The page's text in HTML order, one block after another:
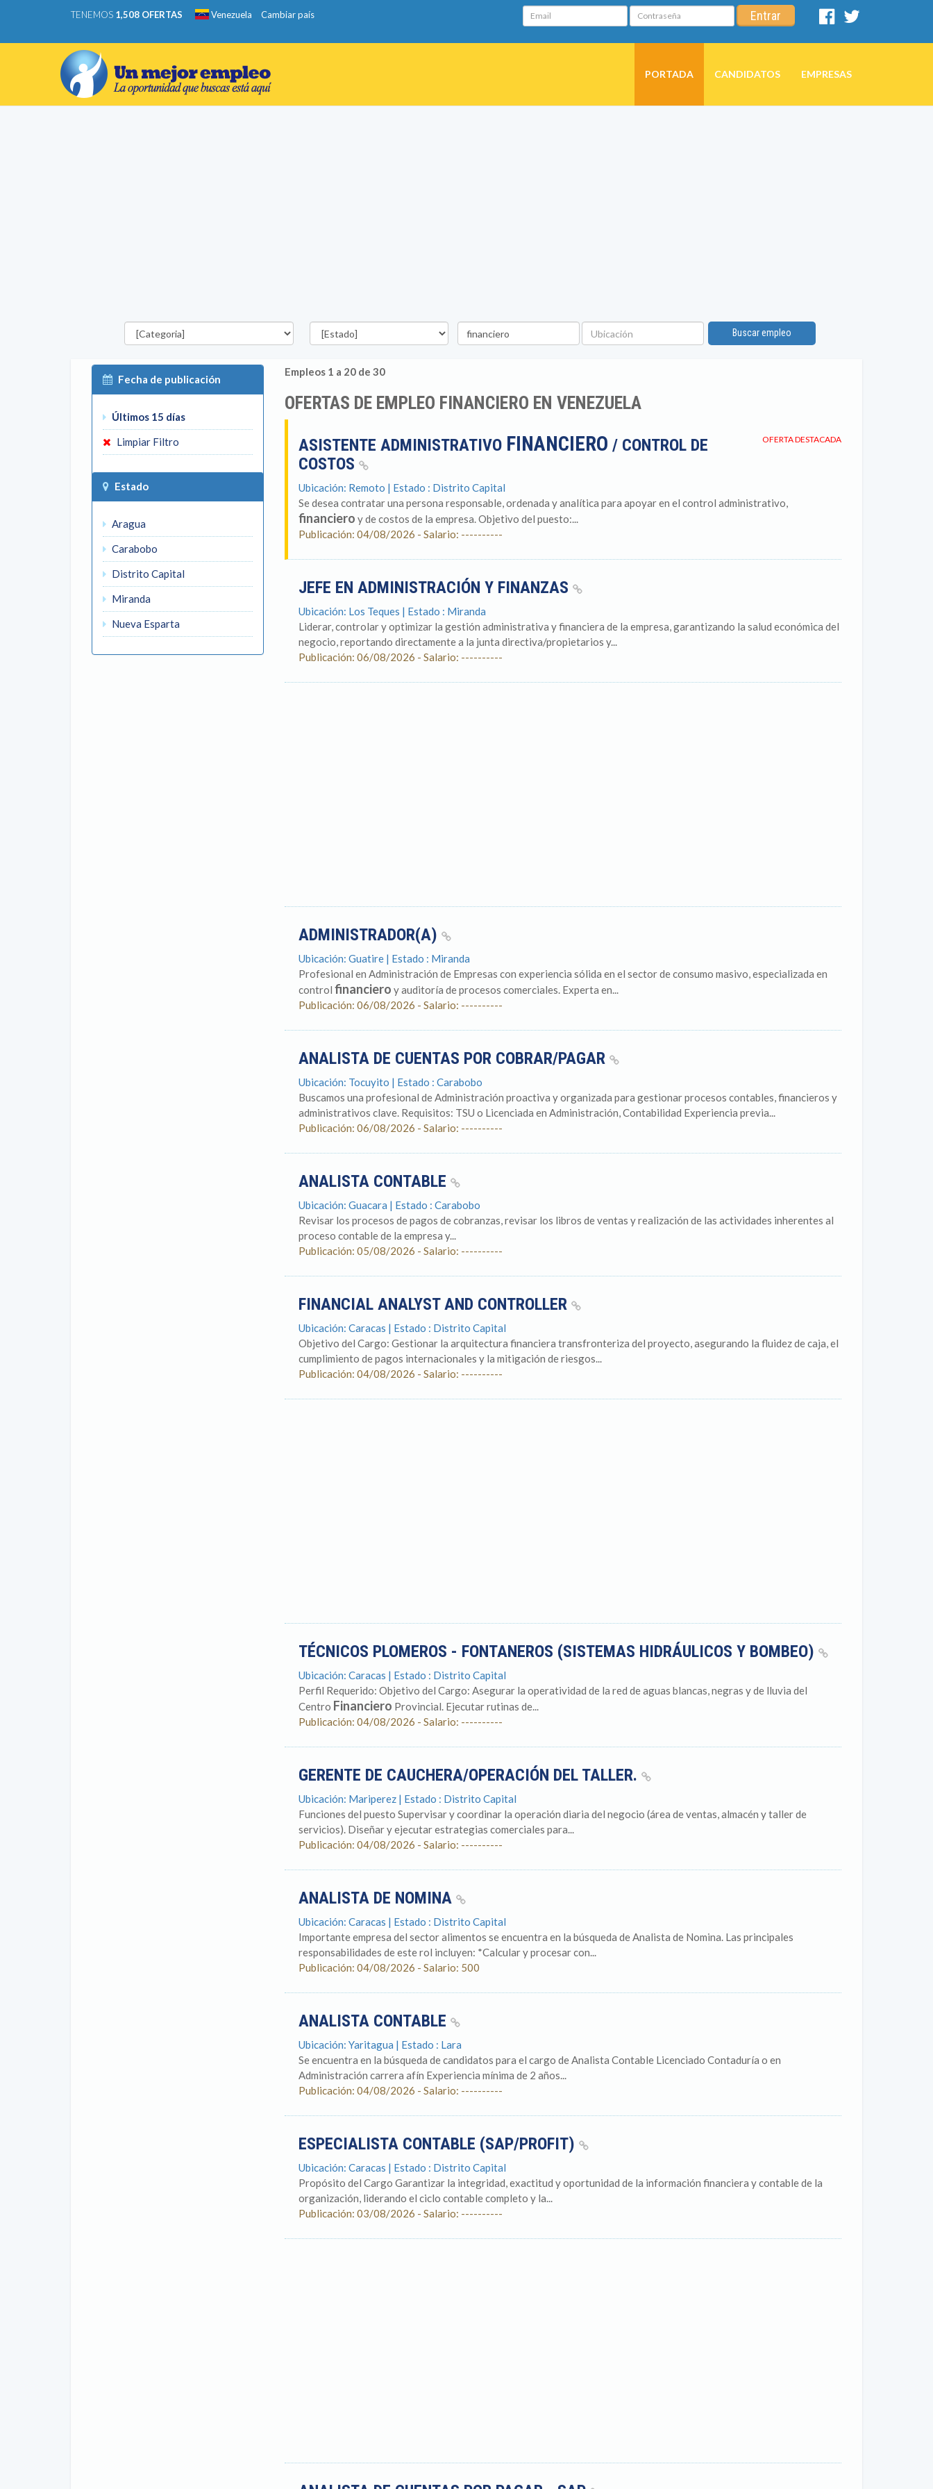
TENEMOS 1,508 OFERTAS Venezuela Cambiar país Email Contraseña Entrar
Facebook
PORTADA CANDIDATOS EMPRESAS
Categorías Estado
Palabra
clave
Ubicación
Buscar empleo
Fecha de publicación
Últimos 15 días
Limpiar Filtro
Estado
Aragua
Carabobo
Distrito Capital
Miranda
Nueva Esparta
Empleos 1 a 20 de 30
OFERTAS DE EMPLEO FINANCIERO EN VENEZUELA
OFERTA DESTACADA
ASISTENTE ADMINISTRATIVO FINANCIERO / CONTROL DE
COSTOS
Ubicación: Remoto | Estado : Distrito Capital
Se desea contratar una persona responsable, ordenada y analítica para apoyar en el control administrativo,
financiero y de costos de la empresa. Objetivo del puesto:...
Publicación: 04/08/2026 - Salario: ----------
JEFE EN ADMINISTRACIÓN Y FINANZAS
Ubicación: Los Teques | Estado : Miranda
Liderar, controlar y optimizar la gestión administrativa y financiera de la empresa, garantizando la salud económica del
negocio, reportando directamente a la junta directiva/propietarios y...
Publicación: 06/08/2026 - Salario: ----------
ADMINISTRADOR(A)
Ubicación: Guatire | Estado : Miranda
Profesional en Administración de Empresas con experiencia sólida en el sector de consumo masivo, especializada en
control financiero y auditoría de procesos comerciales. Experta en...
Publicación: 06/08/2026 - Salario: ----------
ANALISTA DE CUENTAS POR COBRAR/PAGAR
Ubicación: Tocuyito | Estado : Carabobo
Buscamos una profesional de Administración proactiva y organizada para gestionar procesos contables, financieros y
administrativos clave. Requisitos: TSU o Licenciada en Administración, Contabilidad Experiencia previa...
Publicación: 06/08/2026 - Salario: ----------
ANALISTA CONTABLE
Ubicación: Guacara | Estado : Carabobo
Revisar los procesos de pagos de cobranzas, revisar los libros de ventas y realización de las actividades inherentes al
proceso contable de la empresa y...
Publicación: 05/08/2026 - Salario: ----------
FINANCIAL ANALYST AND CONTROLLER
Ubicación: Caracas | Estado : Distrito Capital
Objetivo del Cargo: Gestionar la arquitectura financiera transfronteriza del proyecto, asegurando la fluidez de caja, el
cumplimiento de pagos internacionales y la mitigación de riesgos...
Publicación: 04/08/2026 - Salario: ----------
TÉCNICOS PLOMEROS - FONTANEROS (SISTEMAS HIDRÁULICOS Y BOMBEO)
Ubicación: Caracas | Estado : Distrito Capital
Perfil Requerido: Objetivo del Cargo: Asegurar la operatividad de la red de aguas blancas, negras y de lluvia del
Centro Financiero Provincial. Ejecutar rutinas de...
Publicación: 04/08/2026 - Salario: ----------
GERENTE DE CAUCHERA/OPERACIÓN DEL TALLER.
Ubicación: Mariperez | Estado : Distrito Capital
Funciones del puesto Supervisar y coordinar la operación diaria del negocio (área de ventas, almacén y taller de
servicios). Diseñar y ejecutar estrategias comerciales para...
Publicación: 04/08/2026 - Salario: ----------
ANALISTA DE NOMINA
Ubicación: Caracas | Estado : Distrito Capital
Importante empresa del sector alimentos se encuentra en la búsqueda de Analista de Nomina. Las principales
responsabilidades de este rol incluyen: *Calcular y procesar con...
Publicación: 04/08/2026 - Salario: 500
ANALISTA CONTABLE
Ubicación: Yaritagua | Estado : Lara
Se encuentra en la búsqueda de candidatos para el cargo de Analista Contable Licenciado Contaduría o en
Administración carrera afín Experiencia mínima de 2 años...
Publicación: 04/08/2026 - Salario: ----------
ESPECIALISTA CONTABLE (SAP/PROFIT)
Ubicación: Caracas | Estado : Distrito Capital
Propósito del Cargo Garantizar la integridad, exactitud y oportunidad de la información financiera y contable de la
organización, liderando el ciclo contable completo y la...
Publicación: 03/08/2026 - Salario: ----------